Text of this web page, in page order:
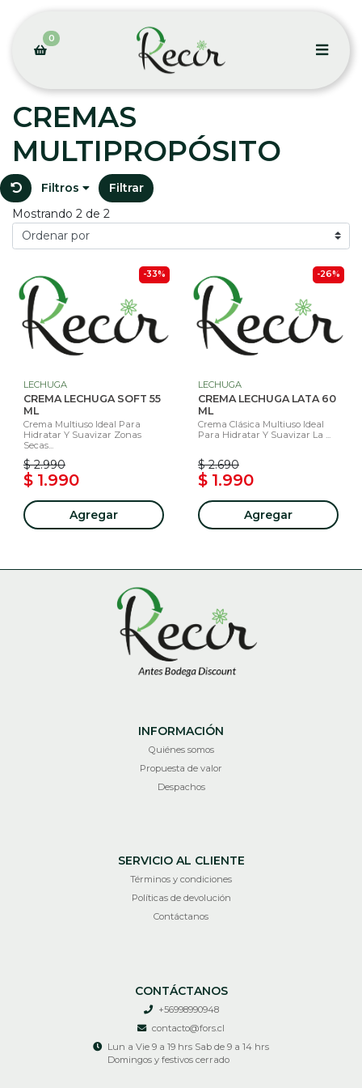
0
CREMAS
MULTIPROPÓSITO
Filtros
Filtrar
Mostrando 2 de 2
-33%
LECHUGA
CREMA LECHUGA SOFT 55
ML
Crema Multiuso Ideal Para
Hidratar Y Suavizar Zonas
Secas...
$ 2.990
$ 1.990
Agregar
-26%
LECHUGA
CREMA LECHUGA LATA 60
ML
Crema Clásica Multiuso Ideal
Para Hidratar Y Suavizar La ...
$ 2.690
$ 1.990
Agregar
INFORMACIÓN
Quiénes somos
Propuesta de valor
Despachos
SERVICIO AL CLIENTE
Términos y condiciones
Políticas de devolución
Contáctanos
CONTÁCTANOS
+56998990948
contacto@fors.cl
Lun a Vie 9 a 19 hrs Sab de 9 a 14 hrs
Domingos y festivos cerrado